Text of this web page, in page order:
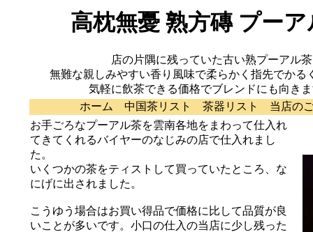
高枕無憂 熟方磚 プーア
店の片隅に残っていた古い熟プーアル茶
無難な親しみやすい香り風味で柔らかく指先でかる
気軽に飲茶できる価格でブレンドにも向き
ホーム
中国茶リスト 茶器リスト
当店の
お手ごろなプーアル茶を雲南各地をまわって仕入れ
てきてくれるバイヤーのなじみの店で仕入れまし
た。
いくつかの茶をティストして買っていたところ、な
にげに出されました。
こうゆう場合はお買い得品で価格に比して品質が良
いことが多いです。小口の仕入の当店に少し残った